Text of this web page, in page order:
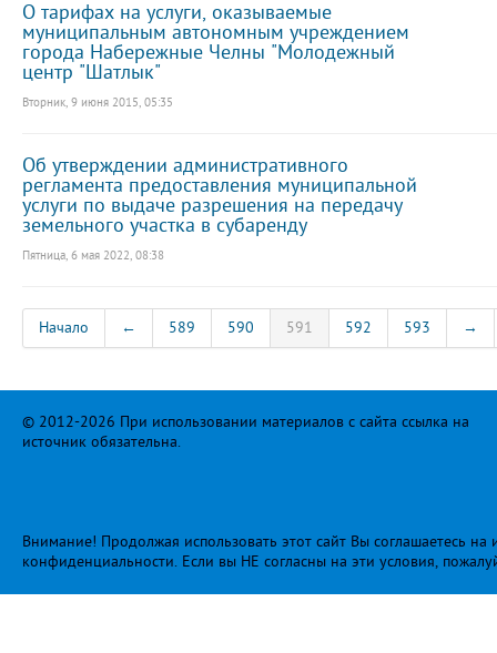
О тарифах на услуги, оказываемые
муниципальным автономным учреждением
города Набережные Челны "Молодежный
центр "Шатлык"
Вторник, 9 июня 2015, 05:35
Об утверждении административного
регламента предоставления муниципальной
услуги по выдаче разрешения на передачу
земельного участка в субаренду
Пятница, 6 мая 2022, 08:38
Начало ← 589 590 591 592 593 →
© 2012-2026 При использовании материалов с сайта ссылка на
источник обязательна.
Внимание! Продолжая использовать этот сайт Вы соглашаетесь
конфиденциальности. Если вы НЕ согласны на эти условия,